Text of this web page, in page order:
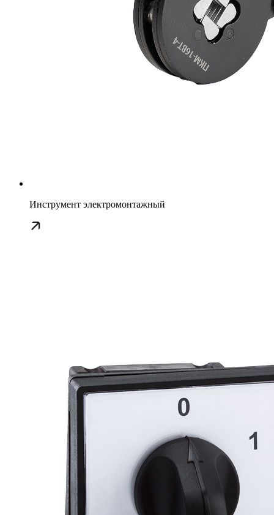
Инструмент электромонтажный